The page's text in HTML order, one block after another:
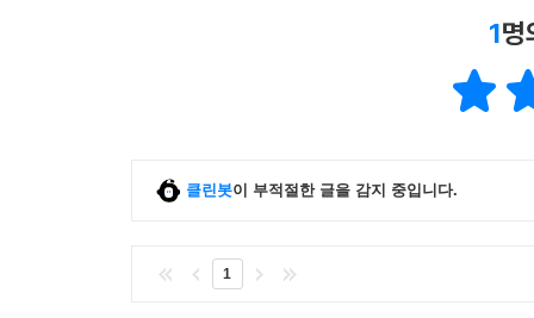
1명
클린봇이 부적절한 글을 감지 중입니다.
1